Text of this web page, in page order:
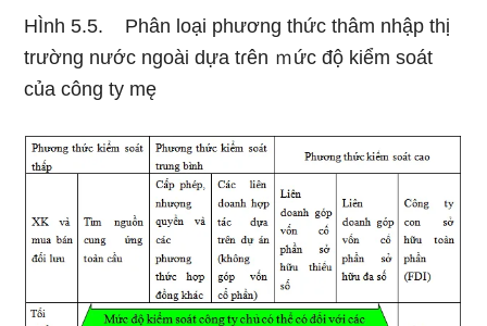
HÌnh 5.5. Phân Ɩoại phương thức thâm nhập thị
trường nước ngoài dựa tɾên ｍức độ kiểm soát
của công ty mę